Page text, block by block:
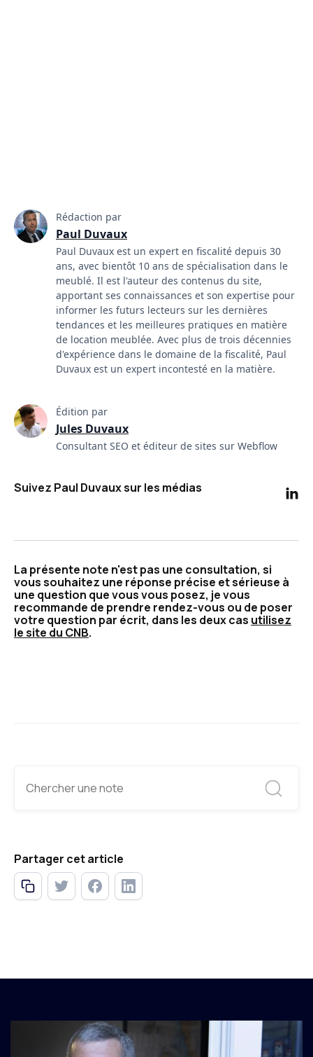
Partager cet article
Rédaction par
Paul Duvaux
Paul Duvaux est un expert en fiscalité depuis 30
ans, avec bientôt 10 ans de spécialisation dans le
meublé. Il est l'auteur des contenus du site,
apportant ses connaissances et son expertise pour
informer les futurs lecteurs sur les dernières
tendances et les meilleures pratiques en matière
de location meublée. Avec plus de trois décennies
d'expérience dans le domaine de la fiscalité, Paul
Duvaux est un expert incontesté en la matière.
Édition par
Jules Duvaux
Consultant SEO et éditeur de sites sur Webflow
Suivez Paul Duvaux sur les médias 
La présente note n'est pas une consultation, si
vous souhaitez une réponse précise et sérieuse à
une question que vous vous posez, je vous
recommande de prendre rendez-vous ou de poser
votre question par écrit, dans les deux cas utilisez
le site du CNB.